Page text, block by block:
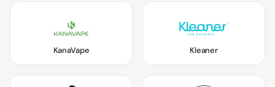
KanaVape Kleaner